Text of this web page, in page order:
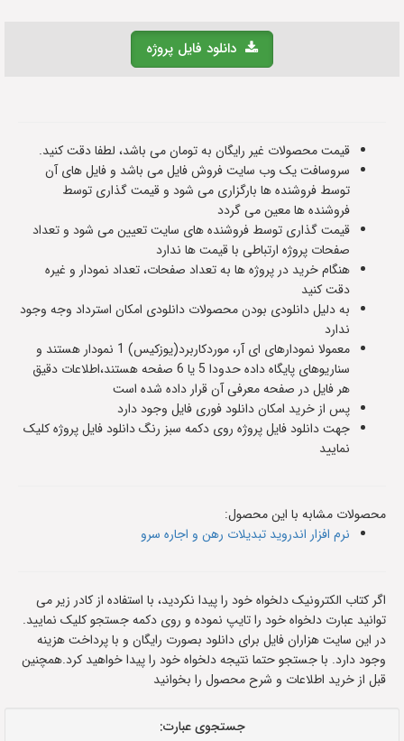
دانلود فایل پروژه
قیمت محصولات غیر رایگان به تومان می باشد، لطفا دقت کنید.
سروسافت یک وب سایت فروش فایل می باشد و فایل های آن
توسط فروشنده ها بارگزاری می شود و قیمت گذاری توسط
فروشنده ها معین می گردد
قیمت گذاری توسط فروشنده های سایت تعیین می شود و تعداد
صفحات پروژه ارتباطی با قیمت ها ندارد
هنگام خرید در پروژه ها به تعداد صفحات، تعداد نمودار و غیره
دقت کنید
به دلیل دانلودی بودن محصولات دانلودی امکان استرداد وجه وجود
ندارد
معمولا نمودارهای ای آر، موردکاربرد(یوزکیس) 1 نمودار هستند و
سناریوهای پایگاه داده حدودا 5 یا 6 صفحه هستند،اطلاعات دقیق
هر فایل در صفحه معرفی آن قرار داده شده است
پس از خرید امکان دانلود فوری فایل وجود دارد
جهت دانلود فایل پروژه روی دکمه سبز رنگ دانلود فایل پروژه کلیک
نمایید
محصولات مشابه با این محصول:
نرم افزار اندرويد تبديلات رهن و اجاره سرو
اگر کتاب الکترونیک دلخواه خود را پیدا نکردید، با استفاده از کادر زیر می
توانید عبارت دلخواه خود را تایپ نموده و روی دکمه جستجو کلیک نمایید.
در این سایت هزاران فایل برای دانلود بصورت رایگان و با پرداخت هزینه
وجود دارد. با جستجو حتما نتیجه دلخواه خود را پیدا خواهید کرد.همچنین
قبل از خرید اطلاعات و شرح محصول را بخوانید
جستجوی عبارت: